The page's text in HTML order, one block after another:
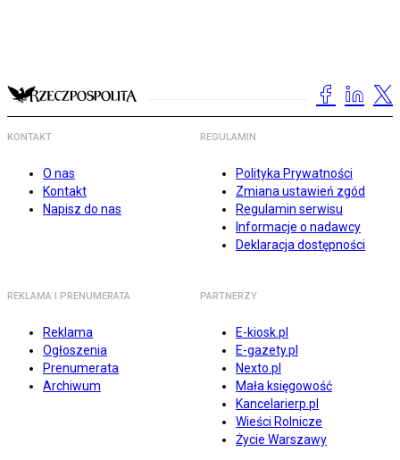
KONTAKT
O nas
Kontakt
Napisz do nas
REGULAMIN
Polityka Prywatności
Zmiana ustawień zgód
Regulamin serwisu
Informacje o nadawcy
Deklaracja dostępności
REKLAMA I PRENUMERATA
Reklama
Ogłoszenia
Prenumerata
Archiwum
PARTNERZY
E-kiosk.pl
E-gazety.pl
Nexto.pl
Mała księgowość
Kancelarierp.pl
Wieści Rolnicze
Życie Warszawy